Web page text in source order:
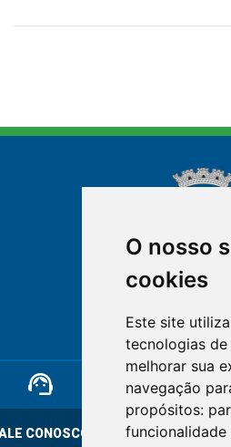
O nosso
cookies
Este site
tecnologias
melhorar sua
navegação
propósitos:
NOVA
RIO DE
support_agent
CONOSCO
mail